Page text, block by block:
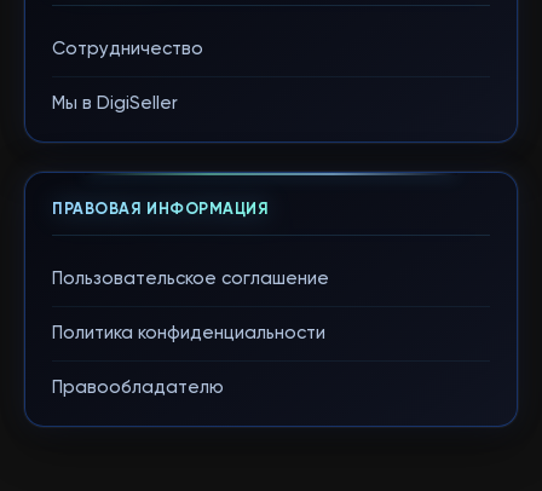
Сотрудничество
Мы в DigiSeller
ПРАВОВАЯ ИНФОРМАЦИЯ
Пользовательское соглашение
Политика конфиденциальности
Правообладателю